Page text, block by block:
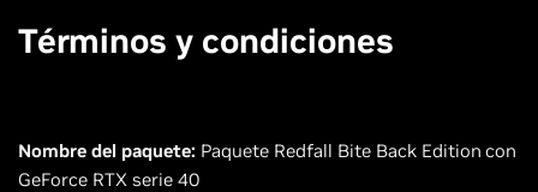
Términos y condiciones
Nombre del paquete: Paquete Redfall Bite Back Edition con
GeForce RTX serie 40